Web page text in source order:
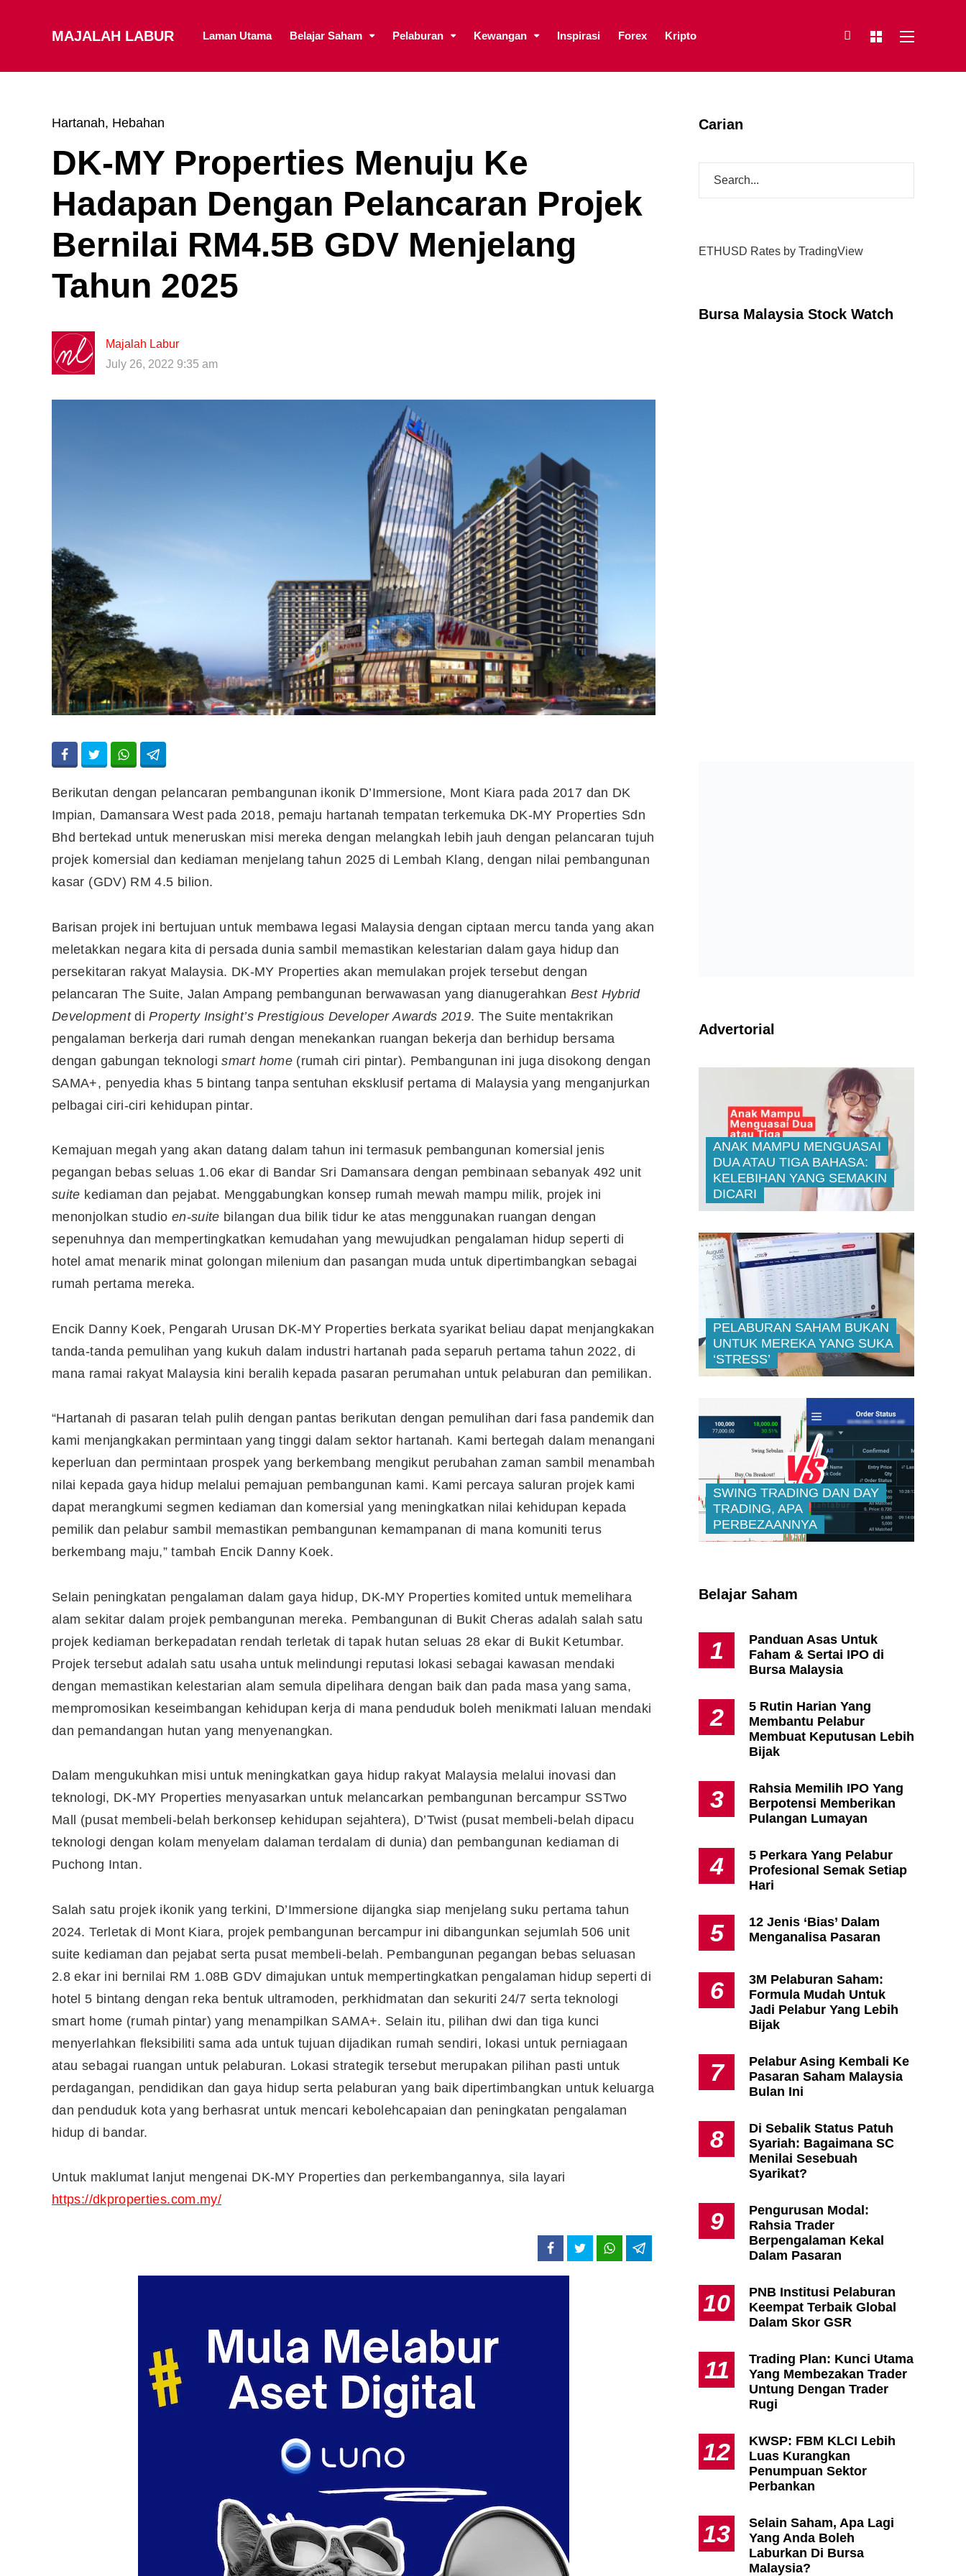
MAJALAH LABUR Laman Utama Belajar Saham Pelaburan Kewangan Inspirasi Forex Kripto
Hartanah, Hebahan
DK-MY Properties Menuju Ke
Hadapan Dengan Pelancaran Projek
Bernilai RM4.5B GDV Menjelang
Tahun 2025
Majalah Labur
July 26, 2022 9:35 am
Berikutan dengan pelancaran pembangunan ikonik D’Immersione, Mont Kiara pada 2017 dan DK
Impian, Damansara West pada 2018, pemaju hartanah tempatan terkemuka DK-MY Properties Sdn
Bhd bertekad untuk meneruskan misi mereka dengan melangkah lebih jauh dengan pelancaran tujuh
projek komersial dan kediaman menjelang tahun 2025 di Lembah Klang, dengan nilai pembangunan
kasar (GDV) RM 4.5 bilion.
Barisan projek ini bertujuan untuk membawa legasi Malaysia dengan ciptaan mercu tanda yang akan
meletakkan negara kita di persada dunia sambil memastikan kelestarian dalam gaya hidup dan
persekitaran rakyat Malaysia. DK-MY Properties akan memulakan projek tersebut dengan
pelancaran The Suite, Jalan Ampang pembangunan berwawasan yang dianugerahkan Best Hybrid
DevelopmentdiProperty Insight’s Prestigious Developer Awards 2019. The Suite mentakrikan
pengalaman berkerja dari rumah dengan menekankan ruangan bekerja dan berhidup bersama
dengan gabungan teknologismart home(rumah ciri pintar). Pembangunan ini juga disokong dengan
SAMA+, penyedia khas 5 bintang tanpa sentuhan eksklusif pertama di Malaysia yang menganjurkan
pelbagai ciri-ciri kehidupan pintar.
Kemajuan megah yang akan datang dalam tahun ini termasuk pembangunan komersial jenis
pegangan bebas seluas 1.06 ekar di Bandar Sri Damansara dengan pembinaan sebanyak 492 unit
suite kediaman dan pejabat. Menggabungkan konsep rumah mewah mampu milik, projek ini
menonjolkan studio en-suite bilangan dua bilik tidur ke atas menggunakan ruangan dengan
sepenuhnya dan mempertingkatkan kemudahan yang mewujudkan pengalaman hidup seperti di
hotel amat menarik minat golongan milenium dan pasangan muda untuk dipertimbangkan sebagai
rumah pertama mereka.
Encik Danny Koek, Pengarah Urusan DK-MY Properties berkata syarikat beliau dapat menjangkakan
tanda-tanda pemulihan yang kukuh dalam industri hartanah pada separuh pertama tahun 2022, di
mana ramai rakyat Malaysia kini beralih kepada pasaran perumahan untuk pelaburan dan pemilikan.
“Hartanah di pasaran telah pulih dengan pantas berikutan dengan pemulihan dari fasa pandemik dan
kami menjangkakan permintaan yang tinggi dalam sektor hartanah. Kami bertegah dalam menangani
keperluan dan permintaan prospek yang berkembang mengikut perubahan zaman sambil menambah
nilai kepada gaya hidup melalui pemajuan pembangunan kami. Kami percaya saluran projek kami
dapat merangkumi segmen kediaman dan komersial yang meningkatkan nilai kehidupan kepada
pemilik dan pelabur sambil memastikan pembangunan kemampanan di mana komuniti terus
berkembang maju,” tambah Encik Danny Koek.
Selain peningkatan pengalaman dalam gaya hidup, DK-MY Properties komited untuk memelihara
alam sekitar dalam projek pembangunan mereka. Pembangunan di Bukit Cheras adalah salah satu
projek kediaman berkepadatan rendah terletak di tapak hutan seluas 28 ekar di Bukit Ketumbar.
Projek tersebut adalah satu usaha untuk melindungi reputasi lokasi sebagai kawasan mendaki
dengan memastikan kelestarian alam semula dipelihara dengan baik dan pada masa yang sama,
mempromosikan keseimbangan kehidupan kerja di mana penduduk boleh menikmati laluan mendaki
dan pemandangan hutan yang menyenangkan.
Dalam mengukuhkan misi untuk meningkatkan gaya hidup rakyat Malaysia melalui inovasi dan
teknologi, DK-MY Properties menyasarkan untuk melancarkan pembangunan bercampur SSTwo
Mall (pusat membeli-belah berkonsep kehidupan sejahtera), D’Twist (pusat membeli-belah dipacu
teknologi dengan kolam menyelam dalaman terdalam di dunia) dan pembangunan kediaman di
Puchong Intan.
Salah satu projek ikonik yang terkini, D’Immersione dijangka siap menjelang suku pertama tahun
2024. Terletak di Mont Kiara, projek pembangunan bercampur ini dibangunkan sejumlah 506 unit
suite kediaman dan pejabat serta pusat membeli-belah. Pembangunan pegangan bebas seluasan
2.8 ekar ini bernilai RM 1.08B GDV dimajukan untuk mempertingkatkan pengalaman hidup seperti di
hotel 5 bintang dengan reka bentuk ultramoden, perkhidmatan dan sekuriti 24/7 serta teknologi
smart home (rumah pintar) yang menampilkan SAMA+. Selain itu, pilihan dwi dan tiga kunci
menyerlahkan fleksibiliti sama ada untuk tujuan dijadikan rumah sendiri, lokasi untuk perniagaan
atau sebagai ruangan untuk pelaburan. Lokasi strategik tersebut merupakan pilihan pasti untuk
perdagangan, pendidikan dan gaya hidup serta pelaburan yang baik dipertimbangkan untuk keluarga
dan penduduk kota yang berhasrat untuk mencari kebolehcapaian dan peningkatan pengalaman
hidup di bandar.
Untuk maklumat lanjut mengenai DK-MY Properties dan perkembangannya, sila layari
https://dkproperties.com.my/
Carian
ETHUSD Rates by TradingView
Bursa Malaysia Stock Watch
Advertorial
ANAK MAMPU MENGUASAI
DUA ATAU TIGA BAHASA:
KELEBIHAN YANG SEMAKIN
DICARI
PELABURAN SAHAM BUKAN
UNTUK MEREKA YANG SUKA
‘STRESS’
SWING TRADING DAN DAY
TRADING, APA
PERBEZAANNYA
Belajar Saham
1
Panduan Asas Untuk
Faham & Sertai IPO di
Bursa Malaysia
2
5 Rutin Harian Yang
Membantu Pelabur
Membuat Keputusan Lebih
Bijak
3
Rahsia Memilih IPO Yang
Berpotensi Memberikan
Pulangan Lumayan
4
5 Perkara Yang Pelabur
Profesional Semak Setiap
Hari
5
12 Jenis ‘Bias’ Dalam
Menganalisa Pasaran
6
3M Pelaburan Saham:
Formula Mudah Untuk
Jadi Pelabur Yang Lebih
Bijak
7
Pelabur Asing Kembali Ke
Pasaran Saham Malaysia
Bulan Ini
8
Di Sebalik Status Patuh
Syariah: Bagaimana SC
Menilai Sesebuah
Syarikat?
9
Pengurusan Modal:
Rahsia Trader
Berpengalaman Kekal
Dalam Pasaran
10
PNB Institusi Pelaburan
Keempat Terbaik Global
Dalam Skor GSR
11
Trading Plan: Kunci Utama
Yang Membezakan Trader
Untung Dengan Trader
Rugi
12
KWSP: FBM KLCI Lebih
Luas Kurangkan
Penumpuan Sektor
Perbankan
13
Selain Saham, Apa Lagi
Yang Anda Boleh
Laburkan Di Bursa
Malaysia?
Editor Picks
Saham di Bursa Malaysia
10 Aplikasi Perlu Ada Dalam
Saham
Syarikat Yang Beri Dividen
Tertinggi Di Bursa Malaysia
(2018)
Apa Itu Fundamental Analysis
Yang Selalu Sifu Saham Sebut